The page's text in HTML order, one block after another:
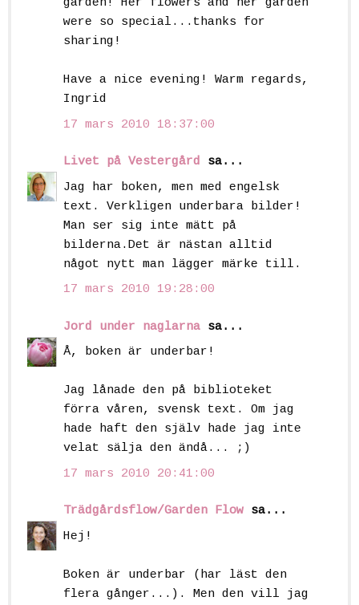
garden! Her flowers and her garden
were so special...thanks for
sharing!
Have a nice evening! Warm regards,
Ingrid
17 mars 2010 18:37:00
Livet på Vestergård sa...
Jag har boken, men med engelsk
text. Verkligen underbara bilder!
Man ser sig inte mätt på
bilderna.Det är nästan alltid
något nytt man lägger märke till.
17 mars 2010 19:28:00
Jord under naglarna sa...
Å, boken är underbar!
Jag lånade den på biblioteket
förra våren, svensk text. Om jag
hade haft den själv hade jag inte
velat sälja den ändå... ;)
17 mars 2010 20:41:00
Trädgårdsflow/Garden Flow sa...
Hej!
Boken är underbar (har läst den
flera gånger...). Men den vill jag